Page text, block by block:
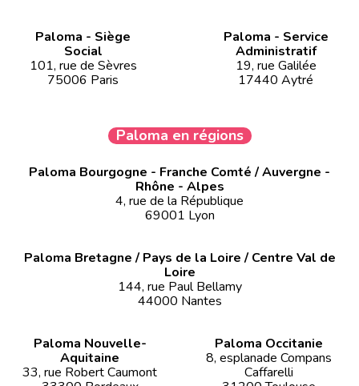
Paloma - Siège
Social
101, rue de Sèvres
75006 Paris
Paloma - Service
Administratif
19, rue Galilée
17440 Aytré
Paloma en régions
Paloma Bourgogne - Franche Comté / Auvergne -
Rhône - Alpes
4, rue de la République
69001 Lyon
Paloma Bretagne / Pays de la Loire / Centre Val de
Loire
144, rue Paul Bellamy
44000 Nantes
Paloma Nouvelle-
Aquitaine
33, rue Robert Caumont
Paloma Occitanie
8, esplanade Compans
Caffarelli